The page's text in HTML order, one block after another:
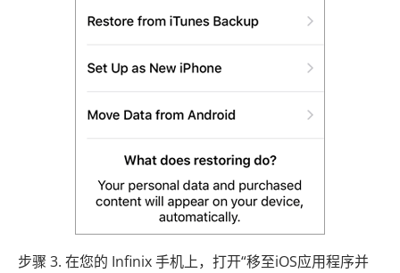
步骤 3. 在您的 Infinix 手机上，打开“移至iOS应用程序并